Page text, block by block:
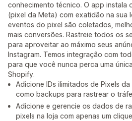
conhecimento técnico. O app instala
(pixel da Meta) com exatidão na sua
eventos do pixel são coletados,
mais conversões. Rastreie todos os
para aproveitar ao máximo seus
Instagram. Temos integração com
para que você nunca perca uma
Shopify.
Adicione IDs ilimitados de Pixels
como backups para rastrear o
Adicione e gerencie os dados de
pixels na loja com apenas um